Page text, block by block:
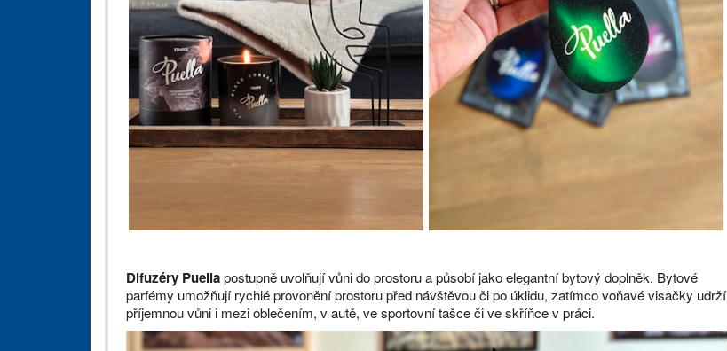
Difuzéry Puellapostupně uvolňují vůni do prostoru a působí jako elegantní bytový doplněk. Bytové
parfémy umožňují rychlé provonění prostoru před návštěvou či po úklidu, zatímco voňavé visačky udrží
příjemnou vůni i mezi oblečením, v autě, ve sportovní tašce či ve skříňce v práci.